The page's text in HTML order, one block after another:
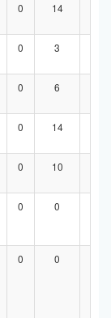
0 14
0 3
0 6
0 14
0 10
0 0
0 0